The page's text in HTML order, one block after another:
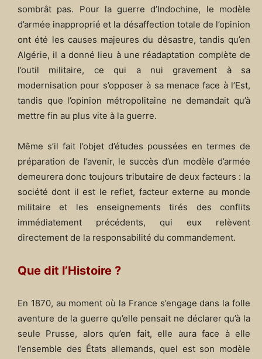
sombrât pas. Pour la guerre d’Indochine, le modèle
d’armée inapproprié et la désaffection totale de l’opinion
ont été les causes majeures du désastre, tandis qu’en
Algérie, il a donné lieu à une réadaptation complète de
l’outil militaire, ce qui a nui gravement à sa
modernisation pour s’opposer à sa menace face à l’Est,
tandis que l’opinion métropolitaine ne demandait qu’à
mettre fin au plus vite à la guerre.
Même s’il fait l’objet d’études poussées en termes de
préparation de l’avenir, le succès d’un modèle d’armée
demeurera donc toujours tributaire de deux facteurs : la
société dont il est le reflet, facteur externe au monde
militaire et les enseignements tirés des conflits
immédiatement précédents, qui eux relèvent
directement de la responsabilité du commandement.
Que dit l’Histoire ?
En 1870, au moment où la France s’engage dans la folle
aventure de la guerre qu’elle pensait ne déclarer qu’à la
seule Prusse, alors qu’en fait, elle aura face à elle
l’ensemble des États allemands, quel est son modèle